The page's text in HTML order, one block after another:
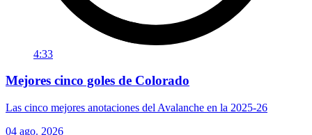
4:33
Mejores cinco goles de Colorado
Las cinco mejores anotaciones del Avalanche en la 2025-26
04 ago. 2026